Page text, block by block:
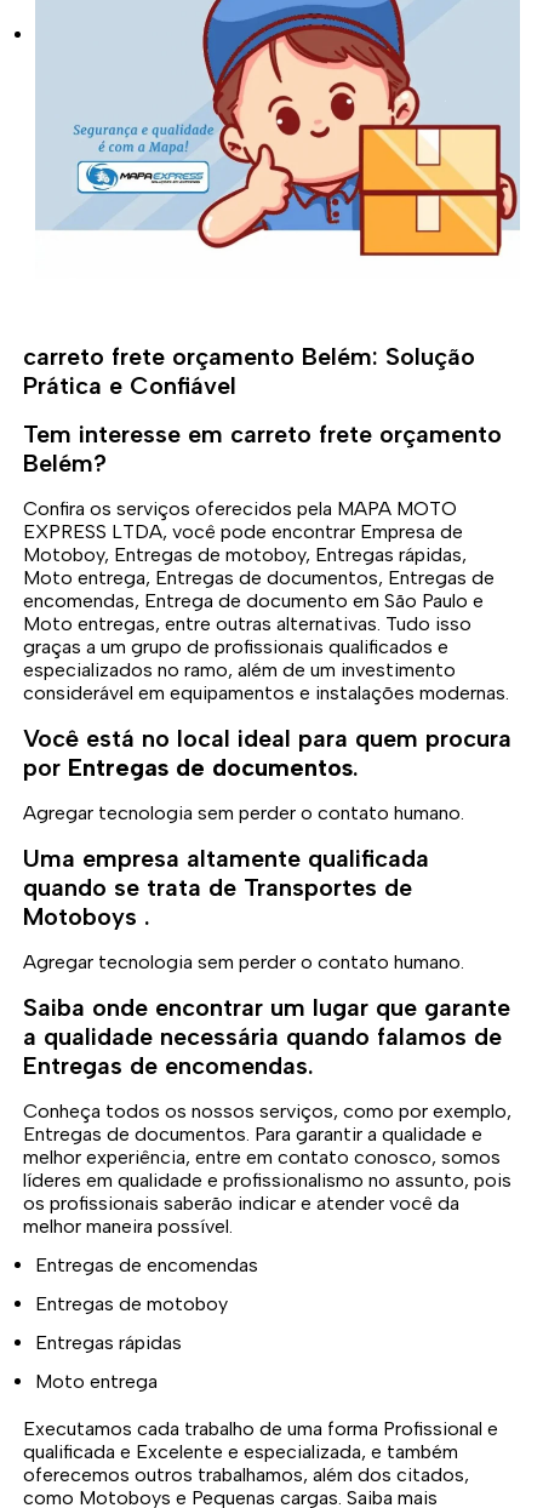
carreto frete orçamento Belém: Solução
Prática e Confiável
Tem interesse em carreto frete orçamento
Belém?
Confira os serviços oferecidos pela MAPA MOTO
EXPRESS LTDA, você pode encontrar Empresa de
Motoboy, Entregas de motoboy, Entregas rápidas,
Moto entrega, Entregas de documentos, Entregas de
encomendas, Entrega de documento em São Paulo e
Moto entregas, entre outras alternativas. Tudo isso
graças a um grupo de profissionais qualificados e
especializados no ramo, além de um investimento
considerável em equipamentos e instalações modernas.
Você está no local ideal para quem procura
por Entregas de documentos.
Agregar tecnologia sem perder o contato humano.
Uma empresa altamente qualificada
quando se trata de Transportes de
Motoboys .
Agregar tecnologia sem perder o contato humano.
Saiba onde encontrar um lugar que garante
a qualidade necessária quando falamos de
Entregas de encomendas.
Conheça todos os nossos serviços, como por exemplo,
Entregas de documentos. Para garantir a qualidade e
melhor experiência, entre em contato conosco, somos
líderes em qualidade e profissionalismo no assunto, pois
os profissionais saberão indicar e atender você da
melhor maneira possível.
Entregas de encomendas
Entregas de motoboy
Entregas rápidas
Moto entrega
Executamos cada trabalho de uma forma Profissional e
qualificada e Excelente e especializada, e também
oferecemos outros trabalhamos, além dos citados,
como Motoboys e Pequenas cargas. Saiba mais